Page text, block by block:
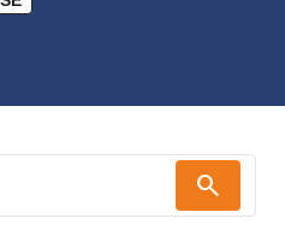
search